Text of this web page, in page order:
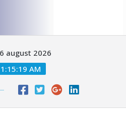
august 2026
AM